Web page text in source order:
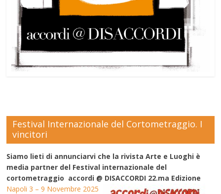
Festival Internazionale del Cortometraggio. I
vincitori
Siamo lieti di annunciarvi che la rivista Arte e Luoghi è
media partner del Festival internazionale del
cortometraggio accordi @ DISACCORDI 22.ma Edizione
Napoli 3 – 9 Novembre 2025